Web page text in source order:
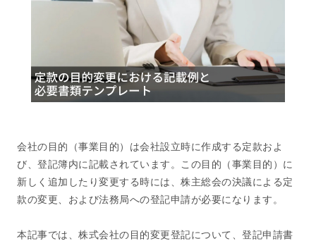
会社の目的（事業目的）は会社設立時に作成する定款およ
び、登記簿内に記載されています。この目的（事業目的）に
新しく追加したり変更する時には、株主総会の決議による定
款の変更、および法務局への登記申請が必要になります。
本記事では、株式会社の目的変更登記について、登記申請書